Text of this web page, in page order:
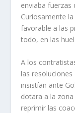
enviaba fuerzas
Cu­riosamente
favo­rable a las
todo, en las
A los
las
insistí­an ante
dotara a la
reprimir las